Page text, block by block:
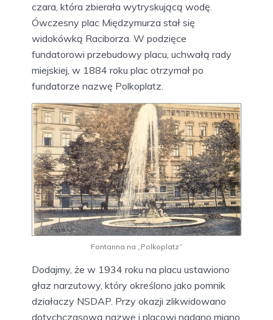
czara, która zbierała wytryskującą wodę.
Ówczesny plac Międzymurza stał się
widokówką Raciborza. W podzięce
fundatorowi przebudowy placu, uchwałą rady
miejskiej, w 1884 roku plac otrzymał po
fundatorze nazwę Polkoplatz.
Fontanna na „Polkoplatz”
Dodajmy, że w 1934 roku na placu ustawiono
głaz narzutowy, który określono jako pomnik
działaczy NSDAP. Przy okazji zlikwidowano
dotychczasową nazwę i placowi nadano miano